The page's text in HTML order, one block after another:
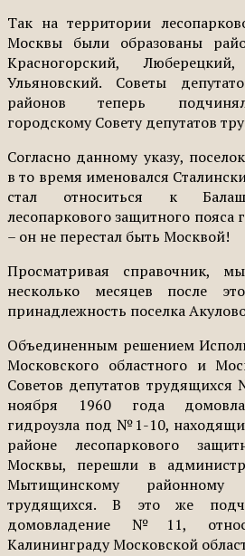
Так на территории
Москвы были образованы
Красногорский,
Ульяновский. Советы
районов теперь
городскому Совету депутатов
Согласно данному указу,
в то время именовался
стал относиться к
лесопаркового защитного
– он не перестал быть Москвой!
Просматривая справочник,
несколько месяцев после
принадлежность поселка
Объединенным решением
Московского областного и
Советов депутатов
ноября 1960 года
гидроузла под №1-10,
районе лесопаркового
Москвы, перешли в
Мытищинскому районному
трудящихся. В это же
домовладение №11,
Калининграду Московской